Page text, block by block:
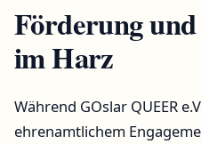
Förderung
im Harz
Während GOslar QUEER
ehrenamtlichem